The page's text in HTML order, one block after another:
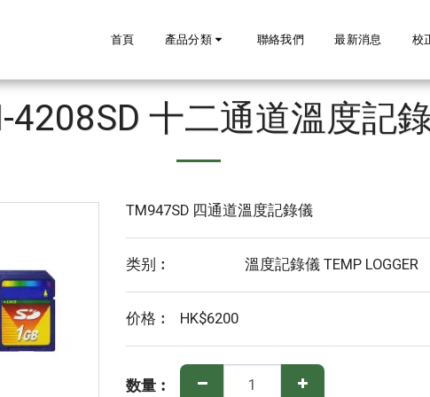
首頁 產品分類 聯絡我們 最新消息 校
4208SD 十二通道溫度記
TM947SD 四通道溫度記錄儀
类别︰ 溫度記錄儀 TEMP LOGGER
价格︰ HK$6200
数量︰